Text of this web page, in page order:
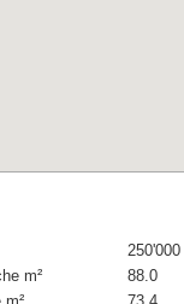
250'000
m²
88.0